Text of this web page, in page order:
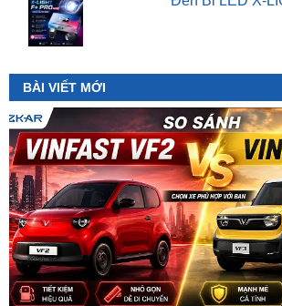
BÀI VIẾT MỚI
So Sánh VinFast VF2 Với VinFast